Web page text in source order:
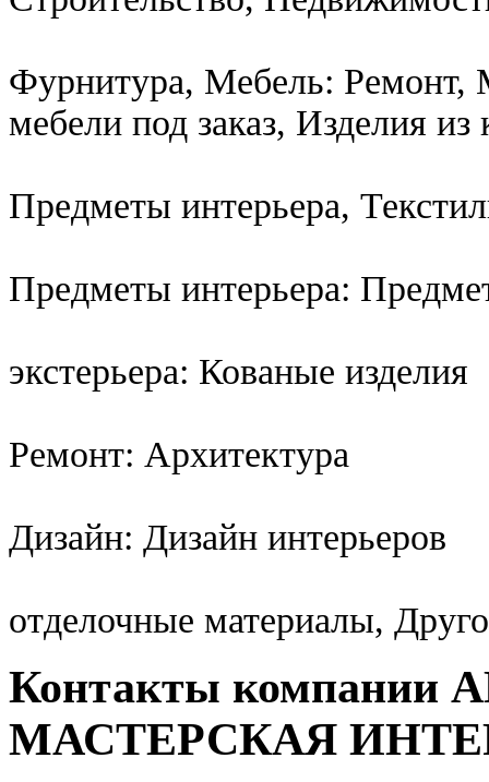
Фурнитура, Мебель: Ремонт,
мебели под заказ, Изделия
Предметы интерьера,
Предметы интерьера:
экстерьера: Кованые изделия
Ремонт: Архитектура
Дизайн: Дизайн интерьеров
отделочные материалы,
Контакты
МАСТЕРСКАЯ